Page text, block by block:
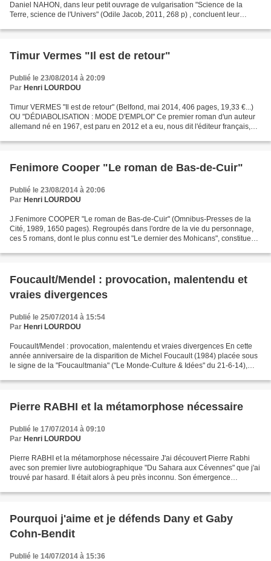
Daniel NAHON, dans leur petit ouvrage de vulgarisation "Science de la
Terre, science de l'Univers" (Odile Jacob, 2011, 268 p) , concluent leur
Timur Vermes "Il est de retour"
Publié le 23/08/2014 à 20:09
Par Henri LOURDOU
Timur VERMES "Il est de retour" (Belfond, mai 2014, 406 pages, 19,33 €...)
OU "DÉDIABOLISATION : MODE D'EMPLOI" Ce premier roman d'un auteur
allemand né en 1967, est paru en 2012 et a eu, nous dit l'éditeur français,
Fenimore Cooper "Le roman de Bas-de-Cuir"
Publié le 23/08/2014 à 20:06
Par Henri LOURDOU
J.Fenimore COOPER "Le roman de Bas-de-Cuir" (Omnibus-Presses de la
Cité, 1989, 1650 pages). Regroupés dans l'ordre de la vie du personnage,
ces 5 romans, dont le plus connu est "Le dernier des Mohicans", constituent
Foucault/Mendel : provocation, malentendu et
vraies divergences
Publié le 25/07/2014 à 15:54
Par Henri LOURDOU
Foucault/Mendel : provocation, malentendu et vraies divergences En cette
année anniversaire de la disparition de Michel Foucault (1984) placée sous
le signe de la "Foucaultmania" ("Le Monde-Culture & Idées" du 21-6-14),
Pierre RABHI et la métamorphose nécessaire
Publié le 17/07/2014 à 09:10
Par Henri LOURDOU
Pierre RABHI et la métamorphose nécessaire J'ai découvert Pierre Rabhi
avec son premier livre autobiographique "Du Sahara aux Cévennes" que j'ai
trouvé par hasard. Il était alors à peu près inconnu. Son émergence
Pourquoi j'aime et je défends Dany et Gaby
Cohn-Bendit
Publié le 14/07/2014 à 15:36